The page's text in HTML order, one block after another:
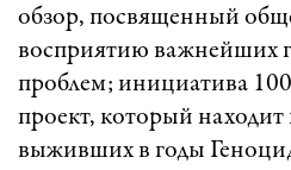
обзор, посвященный
восприятию важнейших
проблем; инициатива
проект, который
выживших в годы